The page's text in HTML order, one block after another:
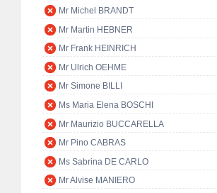
Mr Michel BRANDT
Mr Martin HEBNER
Mr Frank HEINRICH
Mr Ulrich OEHME
Mr Simone BILLI
Ms Maria Elena BOSCHI
Mr Maurizio BUCCARELLA
Mr Pino CABRAS
Ms Sabrina DE CARLO
Mr Alvise MANIERO